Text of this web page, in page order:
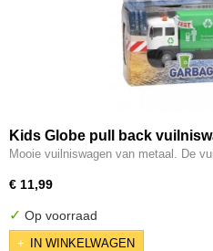
Kids Globe pull back
Mooie vuilniswagen van metaal. De
€ 11,99
✓ Op voorraad
IN WINKELWAGEN